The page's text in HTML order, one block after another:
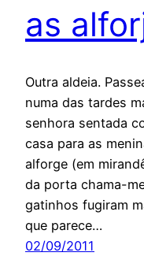
as
Outra aldeia.
numa das tardes
senhora sentada
casa para as
alforge (em
da porta chama-
gatinhos fugiram
que parece…
02/09/2011